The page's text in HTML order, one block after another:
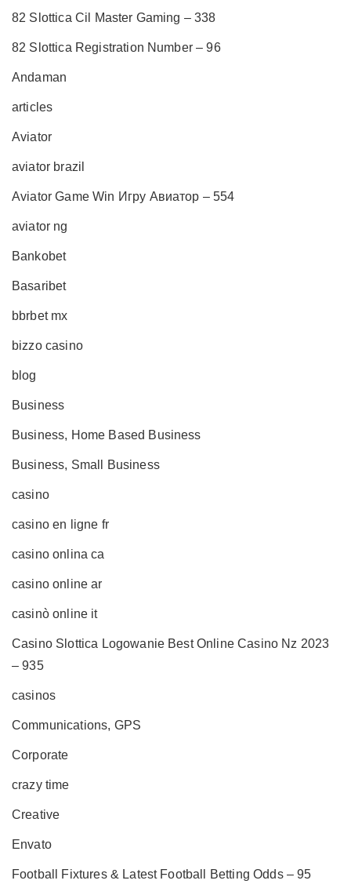
82 Slottica Cil Master Gaming – 338
82 Slottica Registration Number – 96
Andaman
articles
Aviator
aviator brazil
Aviator Game Win Игру Авиатор – 554
aviator ng
Bankobet
Basaribet
bbrbet mx
bizzo casino
blog
Business
Business, Home Based Business
Business, Small Business
casino
casino en ligne fr
casino onlina ca
casino online ar
casinò online it
Casino Slottica Logowanie Best Online Casino Nz 2023
– 935
casinos
Communications, GPS
Corporate
crazy time
Creative
Envato
Football Fixtures & Latest Football Betting Odds – 95